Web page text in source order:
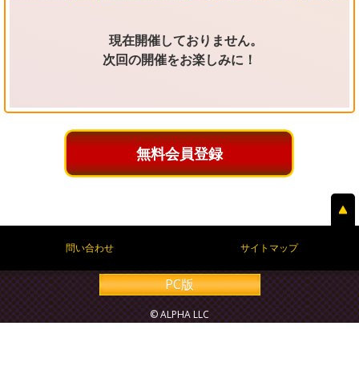
現在開催しておりません。
次回の開催をお楽しみに！
無料会員登録
問い合わせ サイトマップ
PC版
© ALPHA LLC